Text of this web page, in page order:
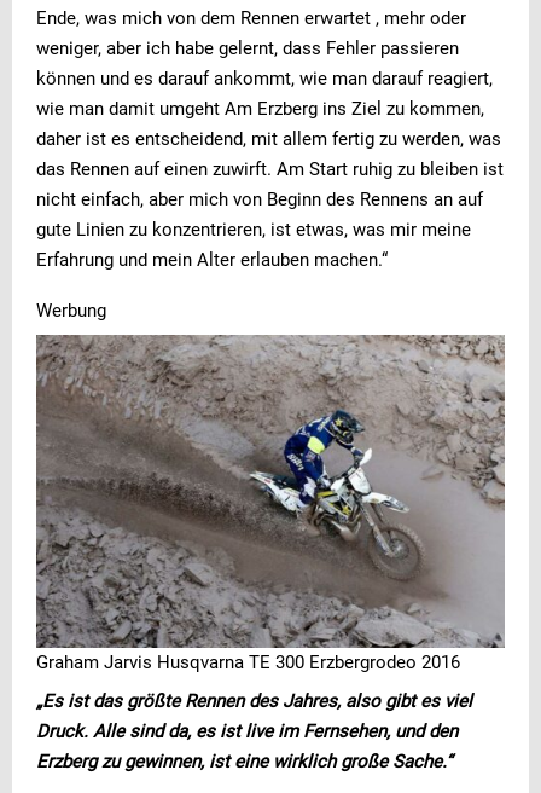
Ende, was mich von dem Rennen erwartet , mehr oder
weniger, aber ich habe gelernt, dass Fehler passieren
können und es darauf ankommt, wie man darauf reagiert,
wie man damit umgeht Am Erzberg ins Ziel zu kommen,
daher ist es entscheidend, mit allem fertig zu werden, was
das Rennen auf einen zuwirft. Am Start ruhig zu bleiben ist
nicht einfach, aber mich von Beginn des Rennens an auf
gute Linien zu konzentrieren, ist etwas, was mir meine
Erfahrung und mein Alter erlauben machen.“
Werbung
Graham Jarvis Husqvarna TE 300 Erzbergrodeo 2016
„Es ist das größte Rennen des Jahres, also gibt es viel
Druck. Alle sind da, es ist live im Fernsehen, und den
Erzberg zu gewinnen, ist eine wirklich große Sache.“